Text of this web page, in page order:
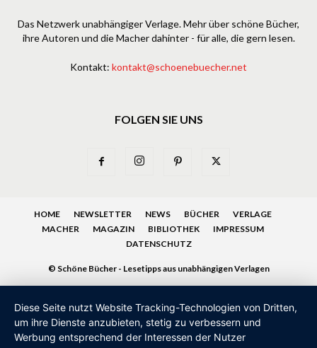
Das Netzwerk unabhängiger Verlage. Mehr über schöne Bücher,
ihre Autoren und die Macher dahinter - für alle, die gern lesen.
Kontakt: kontakt@schoenebuecher.net
FOLGEN SIE UNS
HOME NEWSLETTER NEWS BÜCHER
VERLAGE
MACHER
MAGAZIN BIBLIOTHEK
IMPRESSUM
DATENSCHUTZ
© Schöne Bücher - Lesetipps aus unabhängigen Verlagen
Diese Seite nutzt Website Tracking-Technologien von Dritten,
um ihre Dienste anzubieten, stetig zu verbessern und
Werbung entsprechend der Interessen der Nutzer